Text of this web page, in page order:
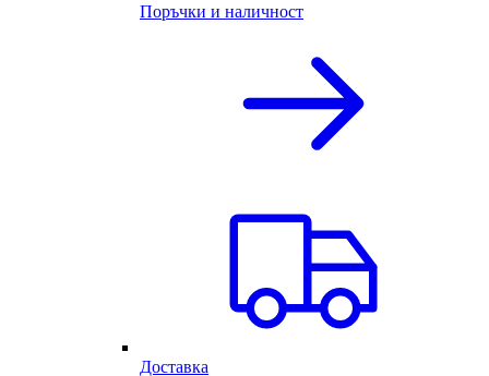
Поръчки и наличност
Доставка